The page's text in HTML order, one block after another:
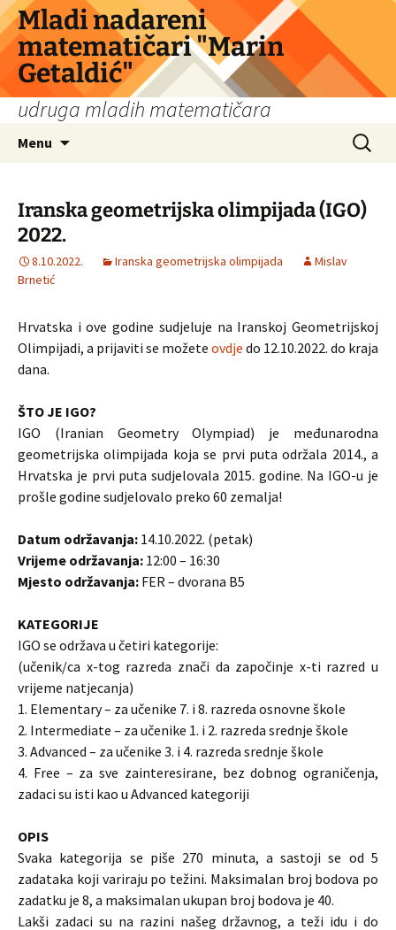
Skip
to
content
Mladi nadareni
matematičari "Marin
Getaldić"
udruga mladih matematičara
Menu
Search
for:
Iranska geometrijska olimpijada (IGO)
2022.
8.10.2022. Iranska geometrijska olimpijada
Mislav
Brnetić
Hrvatska i ove godine sudjeluje na Iranskoj Geometrijskoj
Olimpijadi, a prijaviti se možete ovdje do 12.10.2022. do kraja
dana.
ŠTO JE IGO?
IGO (Iranian Geometry Olympiad) je međunarodna
geometrijska olimpijada koja se prvi puta održala 2014., a
Hrvatska je prvi puta sudjelovala 2015. godine. Na IGO-u je
prošle godine sudjelovalo preko 60 zemalja!
Datum održavanja: 14.10.2022. (petak)
Vrijeme održavanja: 12:00 – 16:30
Mjesto održavanja: FER – dvorana B5
KATEGORIJE
IGO se održava u četiri kategorije:
(učenik/ca x-tog razreda znači da započinje x-ti razred u
vrijeme natjecanja)
1. Elementary – za učenike 7. i 8. razreda osnovne škole
2. Intermediate – za učenike 1. i 2. razreda srednje škole
3. Advanced – za učenike 3. i 4. razreda srednje škole
4. Free – za sve zainteresirane, bez dobnog ograničenja,
zadaci su isti kao u Advanced kategoriji
OPIS
Svaka kategorija se piše 270 minuta, a sastoji se od 5
zadataka koji variraju po težini. Maksimalan broj bodova po
zadatku je 8, a maksimalan ukupan broj bodova je 40.
Lakši zadaci su na razini našeg državnog, a teži idu i do